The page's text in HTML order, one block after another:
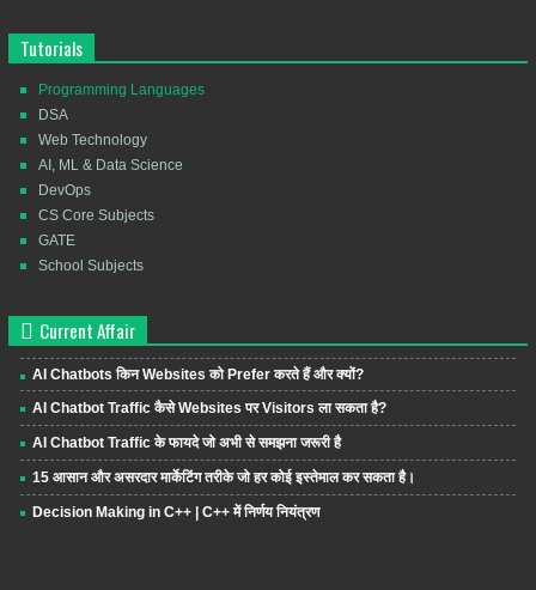
Tutorials
Programming Languages
DSA
Web Technology
AI, ML & Data Science
DevOps
CS Core Subjects
GATE
School Subjects
Current Affair
AI Chatbots किन Websites को Prefer करते हैं और क्यों?
AI Chatbot Traffic कैसे Websites पर Visitors ला सकता है?
AI Chatbot Traffic के फायदे जो अभी से समझना जरूरी है
15 आसान और असरदार मार्केटिंग तरीके जो हर कोई इस्तेमाल कर सकता है।
Decision Making in C++ | C++ में निर्णय नियंत्रण